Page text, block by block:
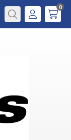
Buscar
0